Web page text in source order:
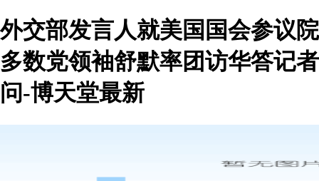
外交部发言人就美国国会参议院
多数党领袖舒默率团访华答记者
问-博天堂最新